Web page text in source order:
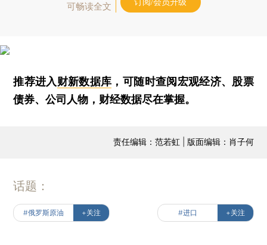
可畅读全文
订阅/会员升级
推荐进入财新数据库 ，可随时查阅宏观经济、股票
债券、公司人物，财经数据尽在掌握。
责任编辑：范若虹 | 版面编辑：肖子何
话题：
#俄罗斯原油 +关注 #进口 +关注